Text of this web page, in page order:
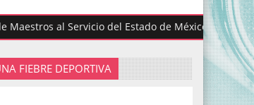
al Servicio del Estado de México participa en
FIEBRE DEPORTIVA